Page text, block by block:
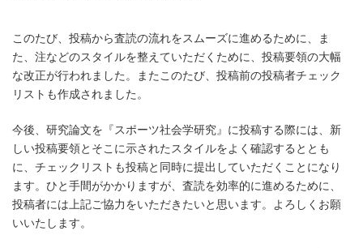
このたび、投稿から査読の流れをスムーズに進めるために、ま
た、注などのスタイルを整えていただくために、投稿要領の大幅
な改正が行われました。またこのたび、投稿前の投稿者チェック
リストも作成されました。
今後、研究論文を『スポーツ社会学研究』に投稿する際には、新
しい投稿要領とそこに示されたスタイルをよく確認するととも
に、チェックリストも投稿と同時に提出していただくことになり
ます。ひと手間がかかりますが、査読を効率的に進めるために、
投稿者には上記ご協力をいただきたいと思います。よろしくお願
いいたします。